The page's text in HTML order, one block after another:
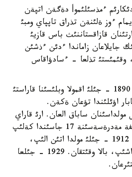
ءمذسئلئموأ دةگةن اتپةن
ءوز ةلئنةن تذراق تاپپاي ومبئ
قازاقستاننئث باس قازيئ
جايلاعان زاماندا ءدئن ءذشئن
تذلعا - ءسادؤاقاس
ءسادؤاقاس عئلمان ذلئ - 1890 - جئلئ اقمولا وبلئسئنا قاراستئ
اؤئلئندا تؤعان ةكةن.
ساباق العان. ارئ قاراي
اقمولا ماثئندا اقتاماق حالفة مةدرةسةسئنة 17 جاسئندا كةلئپ
6 جئل بويئ سوندا وقئپ، 1912 - جئلئ مولدا اتئن الئپ،
اؤئلئنا كةلئپ، مةدرةسة اشئپ، بالا وقئتقان. 1929 - جئلعا